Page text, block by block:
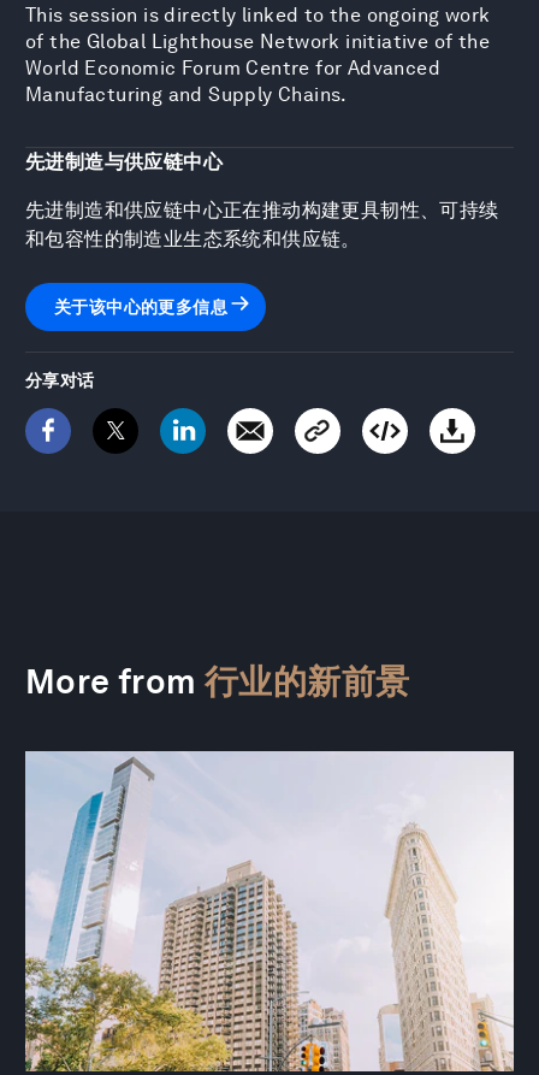
This session is directly linked to the ongoing work
of the Global Lighthouse Network initiative of the
World Economic Forum Centre for Advanced
Manufacturing and Supply Chains.
先进制造与供应链中心
先进制造和供应链中心正在推动构建更具韧性、可持续
和包容性的制造业生态系统和供应链。
关于该中心的更多信息
分享对话
More from 行业的新前景